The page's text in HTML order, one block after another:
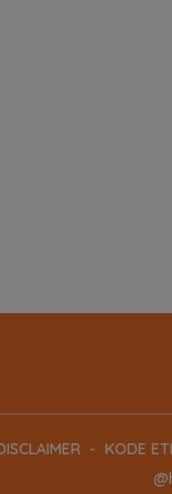
KODE